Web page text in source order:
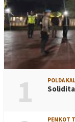
1 POLDA
PEMKOT